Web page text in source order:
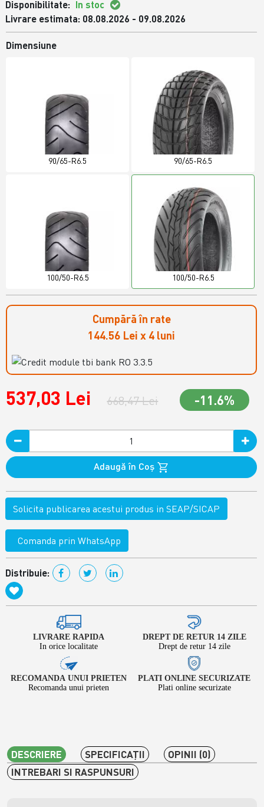
Disponibilitate: In stoc
Livrare estimata: 08.08.2026 - 09.08.2026
Dimensiune
90/65-R6.5 90/65-R6.5
100/50-R6.5 100/50-R6.5
Cumpără în rate
144.56 Lei x 4 luni
537,03 Lei 668,47 Lei -11.6%
Adaugă în Coş
Solicita publicarea acestui produs in SEAP/SICAP
Comanda prin WhatsApp
Distribuie:
LIVRARE RAPIDA
In orice localitate
DREPT DE RETUR 14 ZILE
Drept de retur 14 zile
RECOMANDA UNUI PRIETEN
Recomanda unui prieten
PLATI ONLINE SECURIZATE
Plati online securizate
DESCRIERE SPECIFICAŢII
OPINII (0)
INTREBARI SI RASPUNSURI